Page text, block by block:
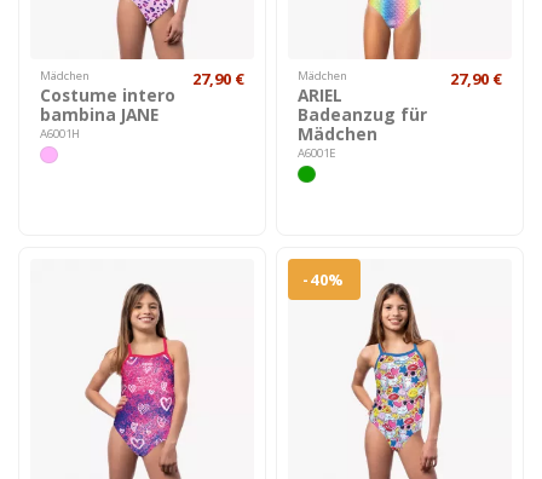
Mädchen
Costume intero
bambina JANE
A6001H
27,90 € Mädchen
ARIEL
Badeanzug für
Mädchen
A6001E
27,90 €
-40%